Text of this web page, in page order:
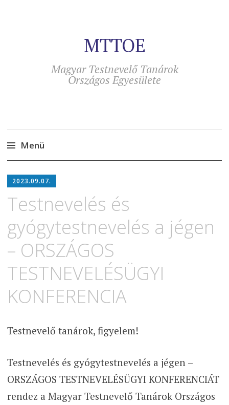
MTTOE
Magyar Testnevelő Tanárok
Országos Egyesülete
Menü
2023.09.07.
Testnevelés és
gyógytestnevelés a jégen
– ORSZÁGOS
TESTNEVELÉSÜGYI
KONFERENCIA
Testnevelő tanárok, figyelem!
Testnevelés és gyógytestnevelés a jégen –
ORSZÁGOS TESTNEVELÉSÜGYI KONFERENCIÁT
rendez a Magyar Testnevelő Tanárok Országos